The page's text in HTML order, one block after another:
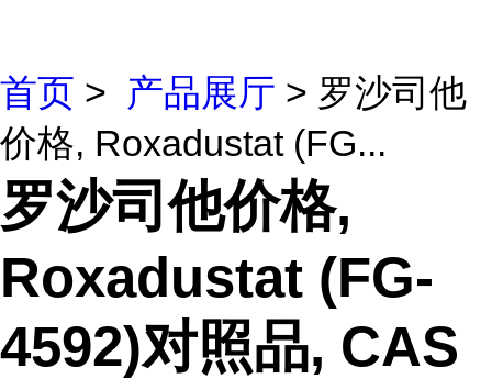
首页 > 产品展厅 > 罗沙司他
价格, Roxadustat (FG...
罗沙司他价格,
Roxadustat (FG-
4592)对照品, CAS